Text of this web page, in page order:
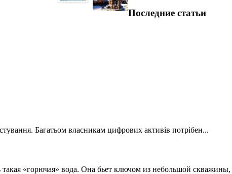
Последние статьи
Багатьом власникам цифрових активів потрібен...
«горючая» вода. Она бьет ключом из небольшой